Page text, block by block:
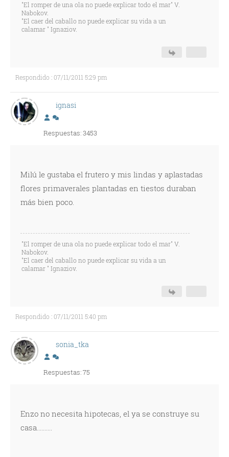
"El romper de una ola no puede explicar todo el mar" V.
Nabokov.
"El caer del caballo no puede explicar su vida a un
calamar " Ignaziov.
Respondido : 07/11/2011 5:29 pm
ignasi
Respuestas: 3453
Milú le gustaba el frutero y mis lindas y aplastadas
flores primaverales plantadas en tiestos duraban
más bien poco.
"El romper de una ola no puede explicar todo el mar" V.
Nabokov.
"El caer del caballo no puede explicar su vida a un
calamar " Ignaziov.
Respondido : 07/11/2011 5:40 pm
sonia_tka
Respuestas: 75
Enzo no necesita hipotecas, el ya se construye su
casa..........